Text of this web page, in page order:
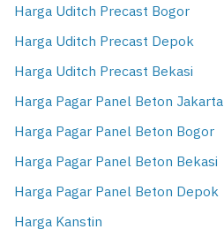
Harga Uditch Precast Bogor
Harga Uditch Precast Depok
Harga Uditch Precast Bekasi
Harga Pagar Panel Beton Jakarta
Harga Pagar Panel Beton Bogor
Harga Pagar Panel Beton Bekasi
Harga Pagar Panel Beton Depok
Harga Kanstin